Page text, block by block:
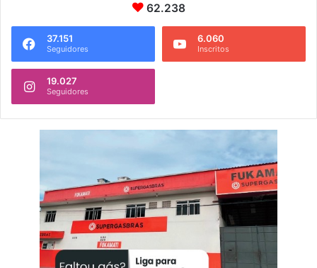
62.238
37.151
Seguidores
6.060
Inscritos
19.027
Seguidores